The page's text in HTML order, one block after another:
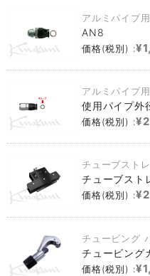
アルミパイプ
AN8
価格(税別) :
アルミパイプ
使用パイプ外
価格(税別) :
チューブスト
チューブスト
価格(税別) :
チュービング
チュービング
価格(税別) :